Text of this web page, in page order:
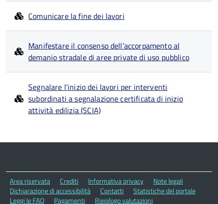
Comunicare la fine dei lavori
Manifestare il consenso dell’accorpamento al
demanio stradale di aree private di uso pubblico
Segnalare l'inizio dei lavori per interventi
subordinati a segnalazione certificata di inizio
attività edilizia (SCIA)
Area riservata Crediti Informativa privacy
Note legali
Dichiarazione di accessibilità
Contatti
Statistiche del portale
Leggi le FAQ
Pagamenti Riepilogo valutazioni